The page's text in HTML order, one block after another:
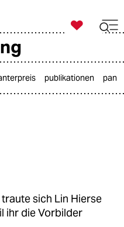

taz zahl ich
publikationen
sich Lin Hierse
ihr die Vorbilder